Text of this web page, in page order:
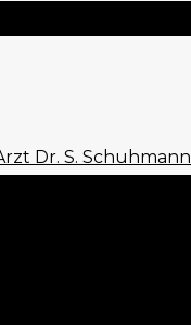
Dr. S. Schuhmann